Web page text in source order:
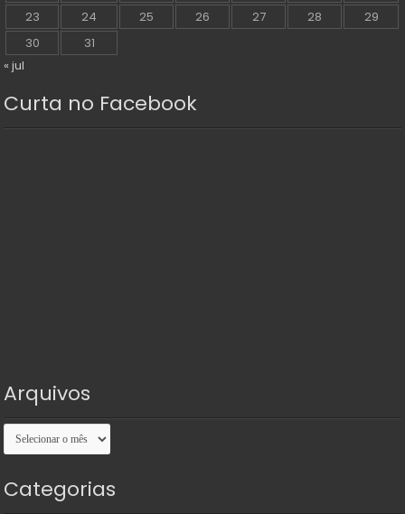
23
24 25 26 27 28
29
30
31
« jul
Curta no Facebook
Arquivos
Arquivos
Categorias